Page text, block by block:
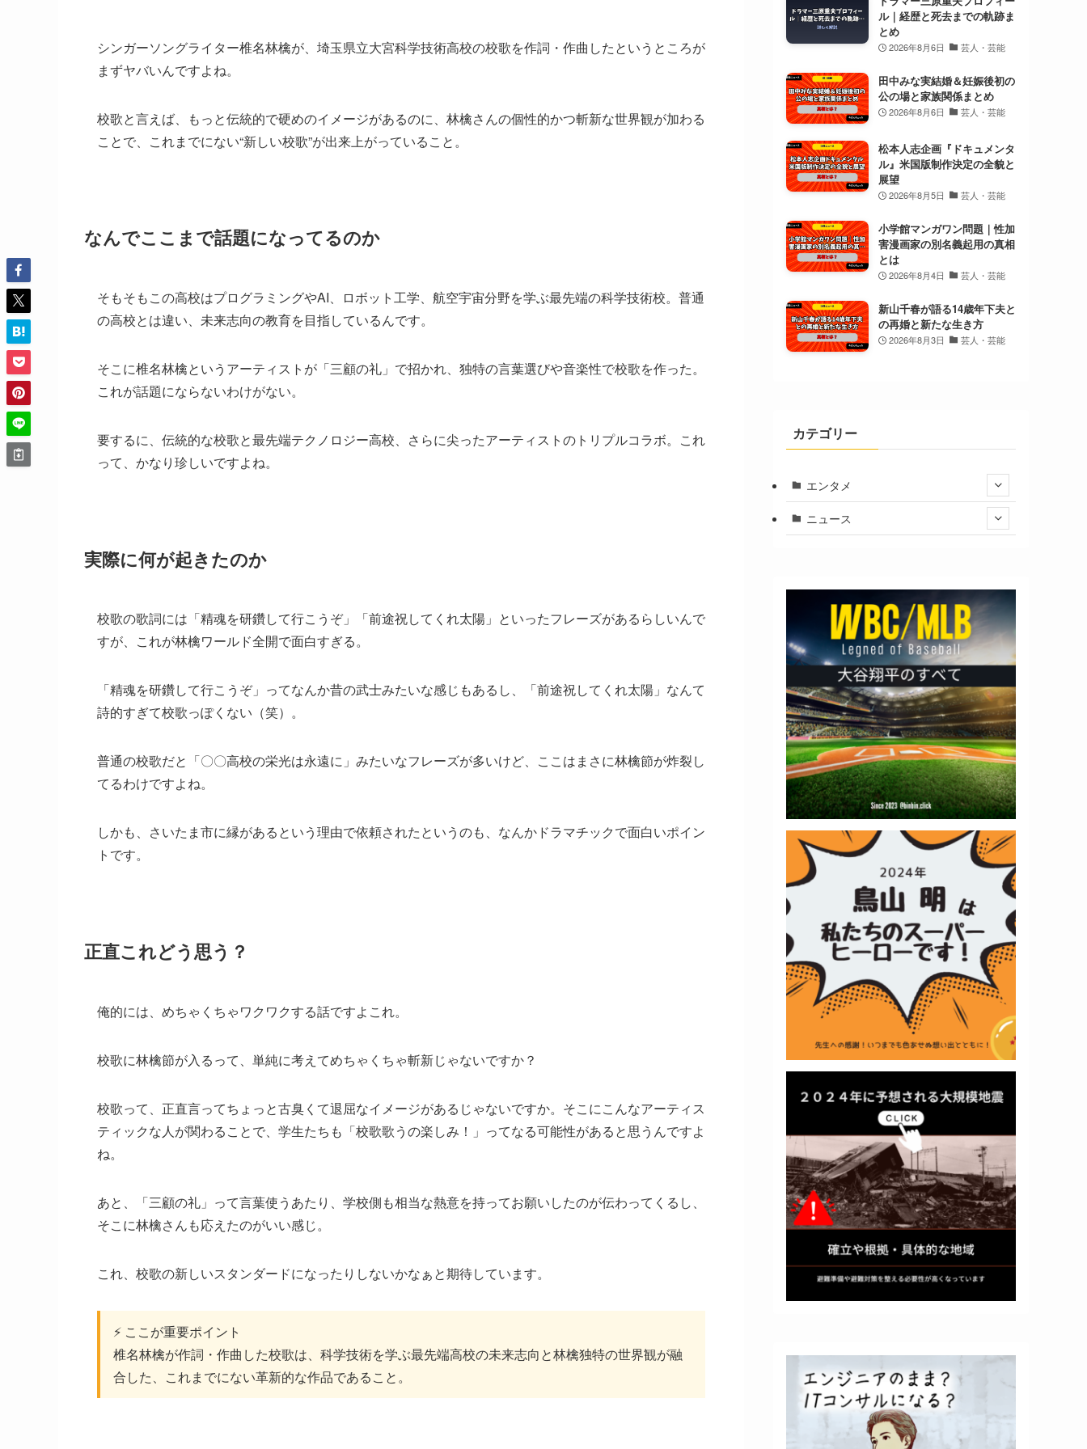
シンガーソングライター椎名林檎が、埼玉県立大宮科学技術高校の校歌を作詞・作曲したというところが
まずヤバいんですよね。
校歌と言えば、もっと伝統的で硬めのイメージがあるのに、林檎さんの個性的かつ斬新な世界観が加わる
ことで、これまでにない“新しい校歌”が出来上がっていること。
なんでここまで話題になってるのか
そもそもこの高校はプログラミングやAI、ロボット工学、航空宇宙分野を学ぶ最先端の科学技術校。普通
の高校とは違い、未来志向の教育を目指しているんです。
そこに椎名林檎というアーティストが「三顧の礼」で招かれ、独特の言葉選びや音楽性で校歌を作った。
これが話題にならないわけがない。
要するに、伝統的な校歌と最先端テクノロジー高校、さらに尖ったアーティストのトリプルコラボ。これ
って、かなり珍しいですよね。
実際に何が起きたのか
校歌の歌詞には「精魂を研鑽して行こうぞ」「前途祝してくれ太陽」といったフレーズがあるらしいんで
すが、これが林檎ワールド全開で面白すぎる。
「精魂を研鑽して行こうぞ」ってなんか昔の武士みたいな感じもあるし、「前途祝してくれ太陽」なんて
詩的すぎて校歌っぽくない（笑）。
普通の校歌だと「〇〇高校の栄光は永遠に」みたいなフレーズが多いけど、ここはまさに林檎節が炸裂し
てるわけですよね。
しかも、さいたま市に縁があるという理由で依頼されたというのも、なんかドラマチックで面白いポイン
トです。
正直これどう思う？
俺的には、めちゃくちゃワクワクする話ですよこれ。
校歌に林檎節が入るって、単純に考えてめちゃくちゃ斬新じゃないですか？
校歌って、正直言ってちょっと古臭くて退屈なイメージがあるじゃないですか。そこにこんなアーティス
ティックな人が関わることで、学生たちも「校歌歌うの楽しみ！」ってなる可能性があると思うんですよ
ね。
あと、「三顧の礼」って言葉使うあたり、学校側も相当な熱意を持ってお願いしたのが伝わってくるし、
そこに林檎さんも応えたのがいい感じ。
これ、校歌の新しいスタンダードになったりしないかなぁと期待しています。
⚡ ここが重要ポイント
椎名林檎が作詞・作曲した校歌は、科学技術を学ぶ最先端高校の未来志向と林檎独特の世界観が融
合した、これまでにない革新的な作品であること。
ル｜経歴と死去までの軌跡ま
とめ
2026年8月6日 芸人・芸能
田中みな実結婚＆妊娠後初の
公の場と家族関係まとめ
2026年8月6日 芸人・芸能
松本人志企画『ドキュメンタ
ル』米国版制作決定の全貌と
展望
2026年8月5日 芸人・芸能
小学館マンガワン問題｜性加
害漫画家の別名義起用の真相
とは
2026年8月4日 芸人・芸能
新山千春が語る14歳年下夫と
の再婚と新たな生き方
2026年8月3日 芸人・芸能
カテゴリー
エンタメ
ニュース